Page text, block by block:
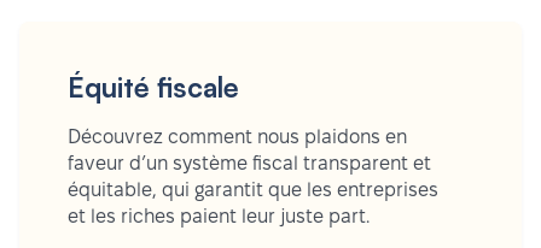
Équité fiscale
Découvrez comment nous plaidons en
faveur d’un système fiscal transparent et
équitable, qui garantit que les entreprises
et les riches paient leur juste part.